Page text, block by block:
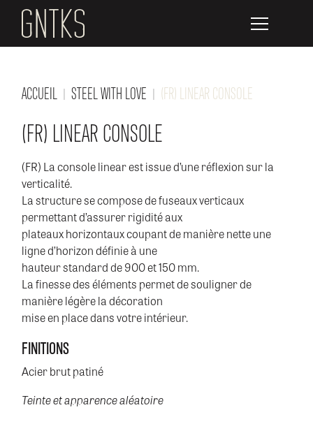
ACCUEIL STEEL WITH LOVE (FR) LINEAR CONSOLE
(FR) LINEAR CONSOLE
(FR) La console linear est issue d’une réflexion sur la
verticalité.
La structure se compose de fuseaux verticaux
permettant d’assurer rigidité aux
plateaux horizontaux coupant de manière nette une
ligne d’horizon définie à une
hauteur standard de 900 et 150 mm.
La finesse des éléments permet de souligner de
manière légère la décoration
mise en place dans votre intérieur.
FINITIONS
Acier brut patiné
Teinte et apparence aléatoire